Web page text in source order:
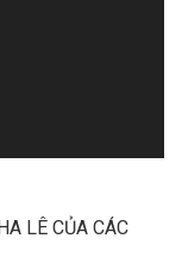
LÊ CỦA CÁC